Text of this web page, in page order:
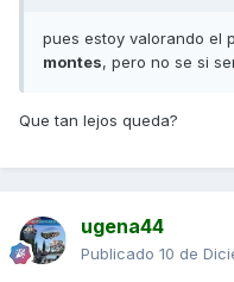
pues estoy valorando el
montes, pero no se si
Que tan lejos queda?
ugena44
Publicado 10 de